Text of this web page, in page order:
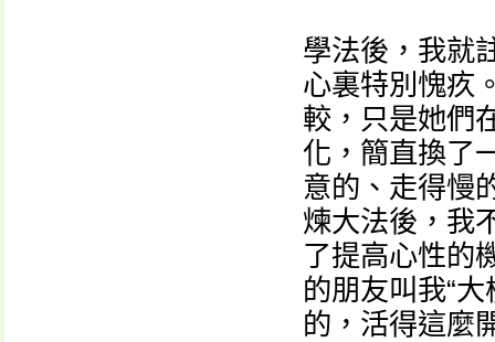
學法後，我就
心裏特別愧疚
較，只是她們
化，簡直換了
意的、走得慢
煉大法後，我
了提高心性的
的朋友叫我“
的，活得這麼